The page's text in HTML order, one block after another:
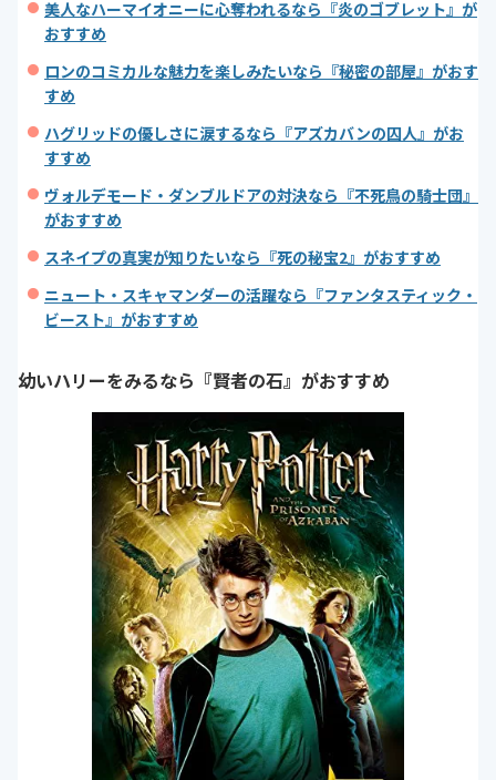
美人なハーマイオニーに心奪われるなら『炎のゴブレット』が
おすすめ
ロンのコミカルな魅力を楽しみたいなら『秘密の部屋』がおす
すめ
ハグリッドの優しさに涙するなら『アズカバンの囚人』がお
すすめ
ヴォルデモード・ダンブルドアの対決なら『不死鳥の騎士団』
がおすすめ
スネイプの真実が知りたいなら『死の秘宝2』がおすすめ
ニュート・スキャマンダーの活躍なら『ファンタスティック・
ビースト』がおすすめ
幼いハリーをみるなら『賢者の石』がおすすめ